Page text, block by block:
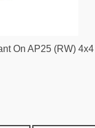
On AP25 (RW)